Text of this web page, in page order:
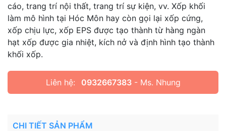
cáo, trang trí nội thất, trang trí sự kiện, vv. Xốp khối
làm mô hình tại Hóc Môn hay còn gọi lại xốp cứng,
xốp chịu lực, xốp EPS được tạo thành từ hàng ngàn
hạt xốp được gia nhiệt, kích nở và định hình tạo thành
khối xốp.
Liên hệ: 0932667383- Ms. Nhung
CHI TIẾT SẢN PHẨM